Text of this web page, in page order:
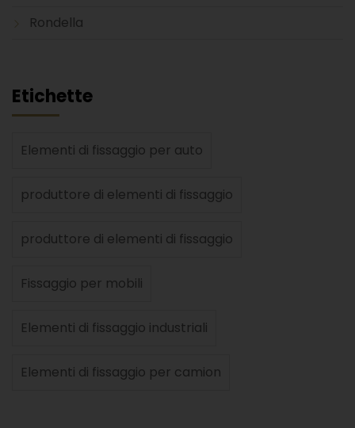
Rondella
Etichette
Elementi di fissaggio per auto
produttore di elementi di fissaggio
produttore di elementi di fissaggio
Fissaggio per mobili
Elementi di fissaggio industriali
Elementi di fissaggio per camion